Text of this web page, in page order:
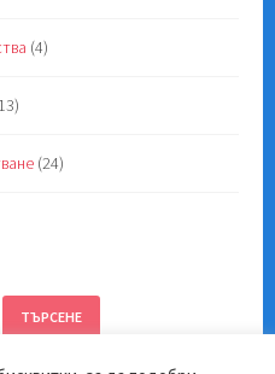
(4)
(24)
ТЪРСЕНЕ